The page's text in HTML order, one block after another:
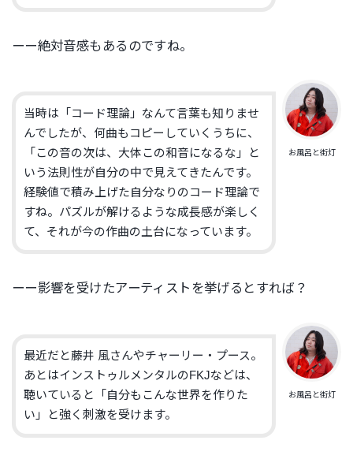
ーー絶対音感もあるのですね。
お風呂と街灯
当時は「コード理論」なんて言葉も知りませ
んでしたが、何曲もコピーしていくうちに、
「この音の次は、大体この和音になるな」と
いう法則性が自分の中で見えてきたんです。
経験値で積み上げた自分なりのコード理論で
すね。パズルが解けるような成長感が楽しく
て、それが今の作曲の土台になっています。
ーー影響を受けたアーティストを挙げるとすれば？
お風呂と街灯
最近だと藤井 風さんやチャーリー・プース。
あとはインストゥルメンタルのFKJなどは、
聴いていると「自分もこんな世界を作りた
い」と強く刺激を受けます。